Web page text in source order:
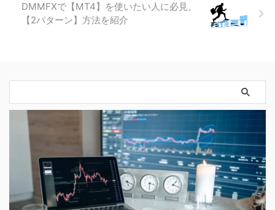
DMMFXで【MT4】を使いたい人に必見。
【2パターン】方法を紹介